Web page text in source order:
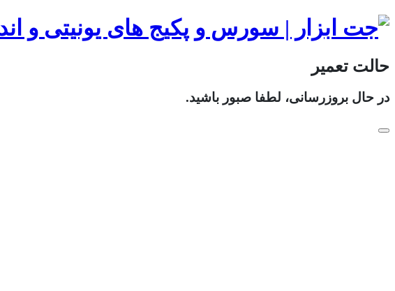
حالت تعمیر
در حال بروزرسانی، لطفا صبور باشید.